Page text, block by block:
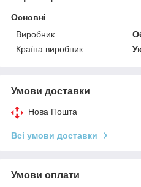
Основні
Виробник
Країна виробник
Умови доставки
Нова Пошта
Всі умови доставки
Умови оплати